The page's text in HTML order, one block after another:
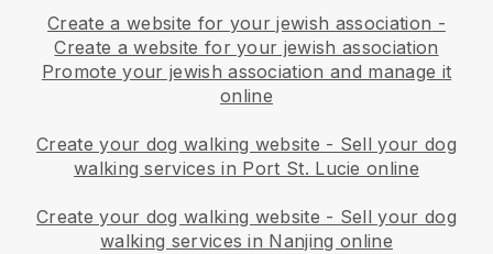
Create a website for your jewish association -
Create a website for your jewish association
Promote your jewish association and manage it
online
Create your dog walking website - Sell your dog
walking services in Port St. Lucie online
Create your dog walking website - Sell your dog
walking services in Nanjing online